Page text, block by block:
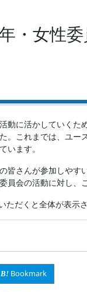
・女性
動に活かしていくた
。これまでは、ユー
います。
さんが参加しやす
会の活動に対し、
だくと全体が表示さ
Bookmark